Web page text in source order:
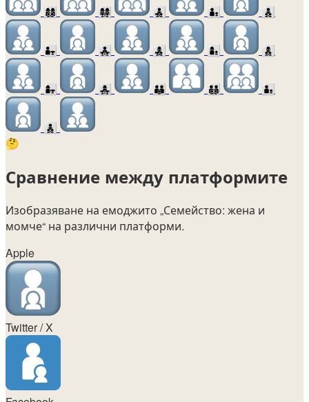
👩‍👩‍👦‍👦 👩‍👩‍👧‍👧 👨‍👧‍👦 👨‍👦 👨‍👦‍👦
👨‍👧 👨‍👧‍👧 👩‍👧‍👦 👩‍👦 👩‍👦‍👦
👩‍👧 👩‍👧‍👧 🧑‍🧑‍🧒 🧑‍🧑‍🧒‍🧒 🧑‍🧒
🧑‍🧒‍🧒
🤔
Сравнение между платформите
Изобразяване на емоджито „Семейство: жена и
момче“ на различни платформи.
Apple
Twitter / X